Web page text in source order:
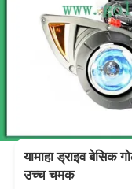
यामाहा ड्राइव बेसिक
उच्च चमक